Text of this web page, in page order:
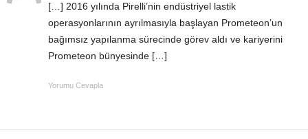
[…] 2016 yılında Pirelli’nin endüstriyel lastik
operasyonlarının ayrılmasıyla başlayan Prometeon’un
bağımsız yapılanma sürecinde görev aldı ve kariyerini
Prometeon bünyesinde […]
Yorumu Cevapla